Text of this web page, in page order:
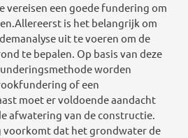
vereisen een goede fundering om
is het belangrijk om
uit te voeren om de
te bepalen. Op basis van deze
worden
of een
moet er voldoende aandacht
afwatering van de constructie.
voorkomt dat het grondwater de